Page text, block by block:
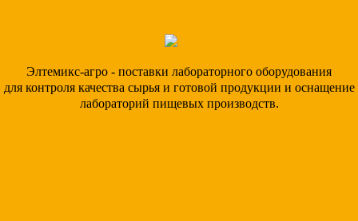
Элтемикс-агро - поставки лабораторного оборудования
для контроля качества сырья и готовой продукции и оснащение
лабораторий пищевых производств.